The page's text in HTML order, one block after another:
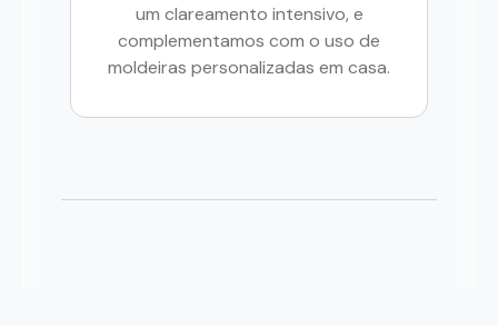
um clareamento intensivo, e
complementamos com o uso de
moldeiras personalizadas em casa.